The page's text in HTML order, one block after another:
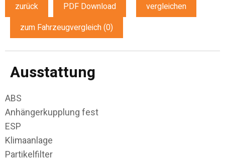
zurück PDF Download
vergleichen
zum Fahrzeugvergleich(0)
Ausstattung
ABS
Anhängerkupplung fest
ESP
Klimaanlage
Partikelfilter